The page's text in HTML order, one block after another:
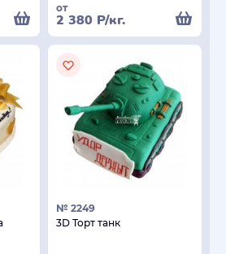
от
2 380 Р/кг.
№ 2249
3D Торт танк